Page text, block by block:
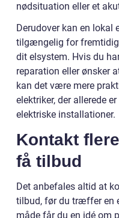
nødsituation eller et
Derudover kan en lokal
tilgængelig for fremtidig
dit elsystem. Hvis du
reparation eller ønsker
kan det være mere
elektriker, der allerede
elektriske installationer.
Kontakt
få tilbud
Det anbefales altid at
tilbud, før du træffer en
måde får du en idé om